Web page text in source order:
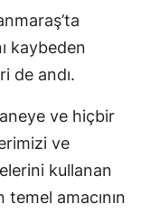
kaybeden
de andı.
ve hiçbir
ve
kullanan
temel amacının